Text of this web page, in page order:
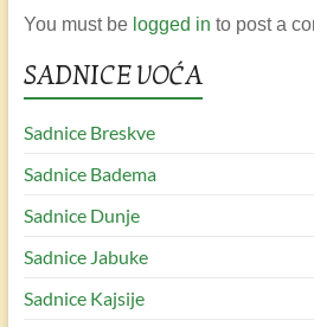
You must be logged in to post a
SADNICE VOĆA
Sadnice Breskve
Sadnice Badema
Sadnice Dunje
Sadnice Jabuke
Sadnice Kajsije